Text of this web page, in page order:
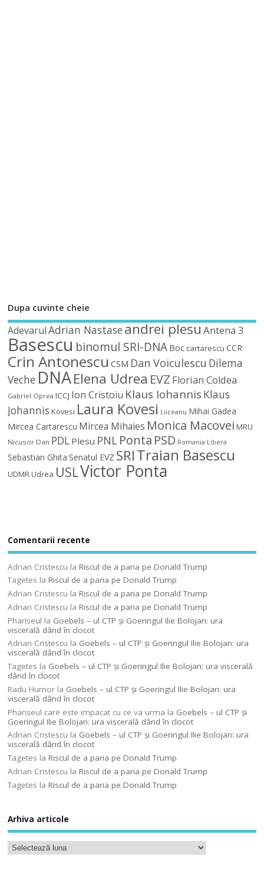
Dupa cuvinte cheie
Adevarul Adrian Nastaseandrei plesuAntena 3
Basescu binomul SRI-DNA Boc cartarescu CCR
Crin Antonescu CSM Dan Voiculescu Dilema
Veche DNAElena Udrea EVZ Florian Coldea
Gabriel Oprea ICCJ Ion Cristoiu Klaus Iohannis Klaus
Johannis Kovesi Laura Kovesi Liiceanu Mihai Gadea
Mircea Cartarescu Mircea Mihaies Monica Macovei MRU
Nicusor Dan PDL Plesu PNL Ponta PSD Romania Libera
Sebastian Ghita Senatul EVZ SRITraian Basescu
UDMRUdrea USLVictor Ponta
Comentarii recente
Adrian Cristescu laRiscul de a paria pe Donald Trump
Tagetes laRiscul de a paria pe Donald Trump
Adrian Cristescu laRiscul de a paria pe Donald Trump
Adrian Cristescu laRiscul de a paria pe Donald Trump
Phariseul la Goebels – ul CTP şi Goeringul Ilie Bolojan: ura
viscerală dând în clocot
Adrian Cristescu la Goebels – ul CTP şi Goeringul Ilie Bolojan: ura
viscerală dând în clocot
Tagetes la Goebels – ul CTP şi Goeringul Ilie Bolojan: ura viscerală
dând în clocot
Radu Humor la Goebels – ul CTP şi Goeringul Ilie Bolojan: ura
viscerală dând în clocot
Phariseul care este impacat cu ce va urma la Goebels – ul CTP şi
Goeringul Ilie Bolojan: ura viscerală dând în clocot
Adrian Cristescu la Goebels – ul CTP şi Goeringul Ilie Bolojan: ura
viscerală dând în clocot
Tagetes laRiscul de a paria pe Donald Trump
Adrian Cristescu laRiscul de a paria pe Donald Trump
Tagetes laRiscul de a paria pe Donald Trump
Arhiva articole